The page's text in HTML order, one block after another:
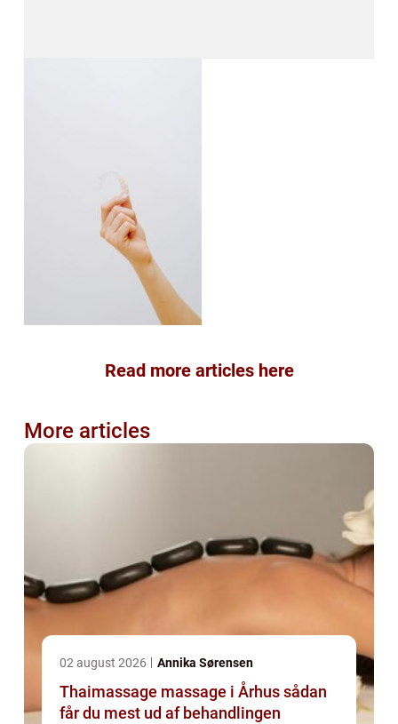
Read more articles here
More articles
02 august 2026 Annika Sørensen
Thaimassage massage i Århus sådan
får du mest ud af behandlingen